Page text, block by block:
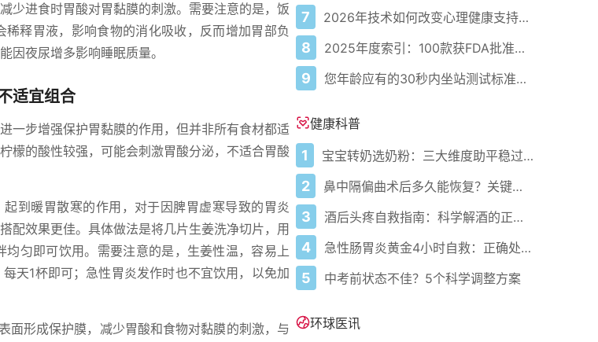
少进食时胃酸对胃黏膜的刺激。需要注意的是，饭
释胃液，影响食物的消化吸收，反而增加胃部负
因夜尿增多影响睡眠质量。
适宜组合
一步增强保护胃黏膜的作用，但并非所有食材都适
檬的酸性较强，可能会刺激胃酸分泌，不适合胃酸
到暖胃散寒的作用，对于因脾胃虚寒导致的胃炎
配效果更佳。具体做法是将几片生姜洗净切片，用
匀即可饮用。需要注意的是，生姜性温，容易上
天1杯即可；急性胃炎发作时也不宜饮用，以免加
面形成保护膜，减少胃酸和食物对黏膜的刺激，与
7 2026年技术如何改变心理健康支持的获取方式
8 2025年度索引：100款获FDA批准的AI驱动医疗设备
9 您年龄应有的30秒内坐站测试标准次数
健康科普
1 宝宝转奶选奶粉：三大维度助平稳过渡
2 鼻中隔偏曲术后多久能恢复？关键看这几点
3 酒后头疼自救指南：科学解酒的正确打开方式
4 急性肠胃炎黄金4小时自救：正确处置与误区避坑关键
5 中考前状态不佳？5个科学调整方案
环球医讯